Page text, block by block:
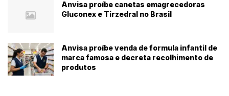
Anvisa proíbe canetas emagrecedoras
Gluconex e Tirzedral no Brasil
Anvisa proíbe venda de formula infantil de
marca famosa e decreta recolhimento de
produtos